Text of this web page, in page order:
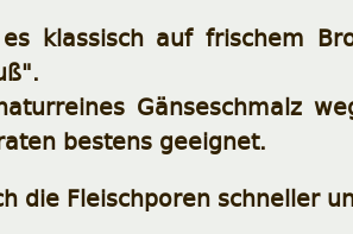
es klassisch auf frischem
Gänseschmalz
bestens geeignet.
die Fleischporen schneller